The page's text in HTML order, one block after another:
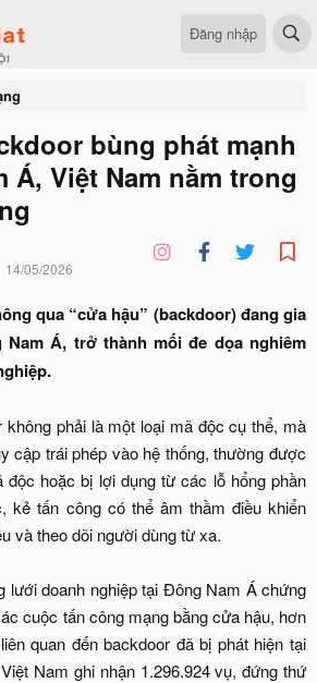
Đăng nhập
bùng phát mạnh
Á, Việt Nam nằm trong
14/05/2026
qua “cửa hậu” (backdoor) đang gia
Á, trở thành mối đe dọa nghiêm
không phải là một loại mã độc cụ thể, mà
cập trái phép vào hệ thống, thường được
độc hoặc bị lợi dụng từ các lỗ hổng phần
kẻ tấn công có thể âm thầm điều khiển
và theo dõi người dùng từ xa.
lưới doanh nghiệp tại Đông Nam Á chứng
cuộc tấn công mạng bằng cửa hậu, hơn
quan đến backdoor đã bị phát hiện tại
Nam ghi nhận 1.296.924 vụ, đứng thứ